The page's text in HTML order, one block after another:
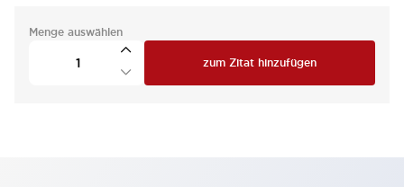
Menge auswählen
zum Zitat hinzufügen